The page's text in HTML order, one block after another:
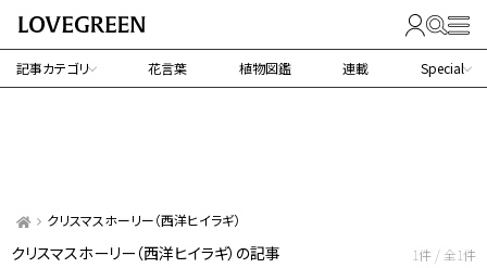
記事カテゴリ 花言葉 植物図鑑 連載 Special
クリスマスホーリー（西洋ヒイラギ）
クリスマスホーリー（西洋ヒイラギ）の記事 1件 / 全1件